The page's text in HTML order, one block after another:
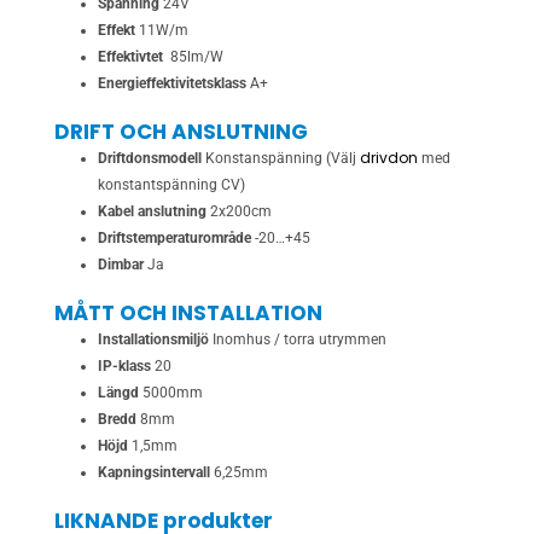
Effekt 11W/m
Effektivtet 85lm/W
Energieffektivitetsklass A+
DRIFT OCH ANSLUTNING
Driftdonsmodell Konstanspänning (Välj drivdon med
konstantspänning CV)
Kabel anslutning 2x200cm
Driftstemperaturområde -20…+45
Dimbar Ja
MÅTT OCH INSTALLATION
Installationsmiljö Inomhus / torra utrymmen
IP-klass 20
Längd 5000mm
Bredd 8mm
Höjd 1,5mm
Kapningsintervall 6,25mm
LIKNANDE produkter